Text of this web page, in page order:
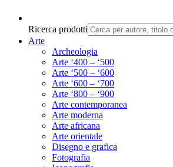
Ricerca prodotti
Arte
Archeologia
Arte ‘400 – ‘500
Arte ‘500 – ‘600
Arte ‘600 – ‘700
Arte ‘800 – ‘900
Arte contemporanea
Arte moderna
Arte africana
Arte orientale
Disegno e grafica
Fotografia